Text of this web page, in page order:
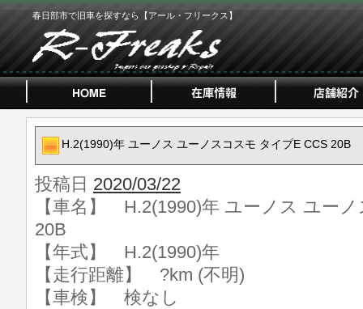
春日部市で旧車を探すなら【アール・フリークス】
H.2(1990)年 ユーノス ユーノスコスモ タイプE CCS 20B
投稿日 2020/03/22
【車名】 H.2(1990)年 ユーノス ユー
20B
【年式】 H.2(1990)年
【走行距離】 ?km (不明)
【車検】 検なし